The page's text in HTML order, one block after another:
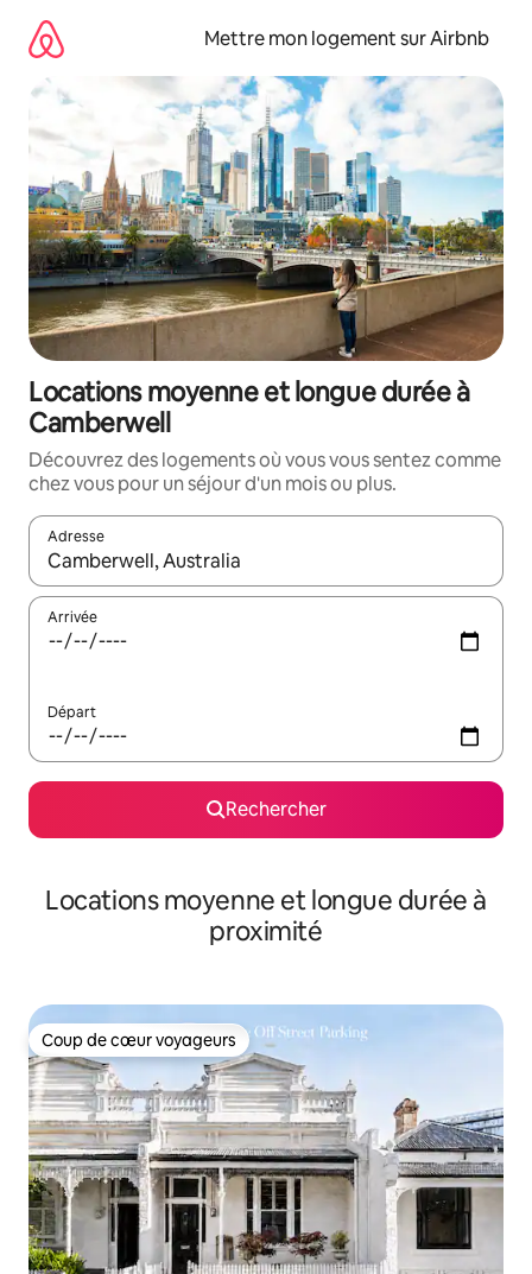
directement
contenu
Mettre mon logement sur Airbnb
Locations moyenne et longue durée à
Camberwell
Découvrez des logements où vous vous sentez comme
chez vous pour un séjour d'un mois ou plus.
Adresse
Lorsque les résultats s'affichent, utilisez les flèches vers le
Arrivée
Départ
Rechercher
Locations moyenne et longue durée à
proximité
Coup de cœur voyageurs
Coup de cœur voyageurs